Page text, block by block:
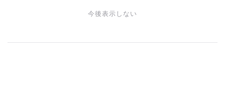
今後表示しない